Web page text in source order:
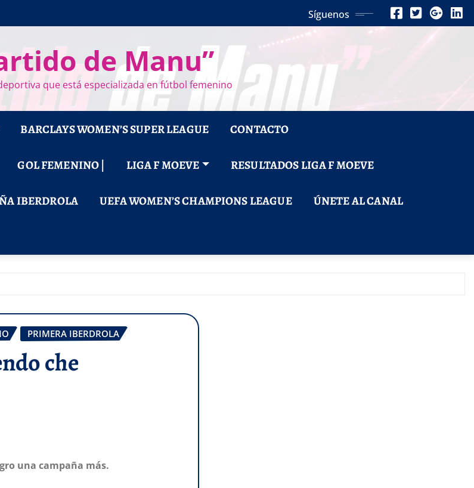
Síguenos
de Manu”
que está especializada en fútbol femenino
BARCLAYS WOMEN’S SUPER LEAGUE CONTACTO
GOL FEMENINO | LIGA F MOEVE RESULTADOS LIGA F MOEVE
IBERDROLA UEFA WOMEN’S CHAMPIONS LEAGUE ÚNETE AL CANAL
PRIMERA IBERDROLA
che
una campaña más.